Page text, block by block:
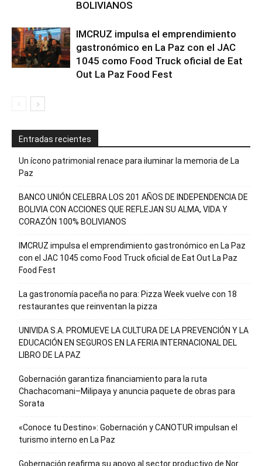
BOLIVIANOS
IMCRUZ impulsa el emprendimiento
gastronómico en La Paz con el JAC
1045 como Food Truck oficial de Eat
Out La Paz Food Fest
Entradas recientes
Un ícono patrimonial renace para iluminar la memoria de La
Paz
BANCO UNIÓN CELEBRA LOS 201 AÑOS DE INDEPENDENCIA DE
BOLIVIA CON ACCIONES QUE REFLEJAN SU ALMA, VIDA Y
CORAZÓN 100% BOLIVIANOS
IMCRUZ impulsa el emprendimiento gastronómico en La Paz
con el JAC 1045 como Food Truck oficial de Eat Out La Paz
Food Fest
La gastronomía paceña no para: Pizza Week vuelve con 18
restaurantes que reinventan la pizza
UNIVIDA S.A. PROMUEVE LA CULTURA DE LA PREVENCIÓN Y LA
EDUCACIÓN EN SEGUROS EN LA FERIA INTERNACIONAL DEL
LIBRO DE LA PAZ
Gobernación garantiza financiamiento para la ruta
Chachacomani–Milipaya y anuncia paquete de obras para
Sorata
«Conoce tu Destino»: Gobernación y CANOTUR impulsan el
turismo interno en La Paz
Gobernación reafirma su apoyo al sector productivo de Nor